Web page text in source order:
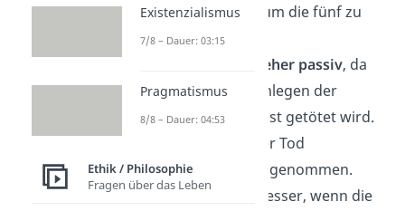
Menschen opfern, um die fünf zu
retten?
eher passiv, da
die Person beim Umlegen der
Weiche nicht bewusst getötet wird.
Stattdessen wird der Tod
schlichtweg in Kauf genommen.
Natürlich wäre es besser, wenn die
Existenzialismus
7/8 – Dauer: 03:15
Pragmatismus
8/8 – Dauer: 04:53
Ethik / Philosophie
Fragen über das Leben